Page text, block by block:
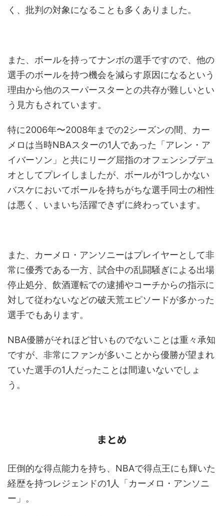
く、批判の対象になることも多くありました。
また、ボールを持ってナンボの選手ですので、他の
選手のボールを持つ機会を減らす原因になるという
理由から他のスーパースターとの共存が難しいとい
う見方もされています。
特に2006年〜2008年までの2シーズンの間、カー
メロは当時NBAスターの1人であった「アレン・ア
イバーソン」と共にリーグ屈指のオフェンシブデュ
オとしてプレイしましたが、ボールが1つしかない
バスケにおいてボールを持ちがちな選手同士の相性
は悪く、いまいち活躍できずに終わっています。
また、カーメロ・アンソニーはプレイヤーとして非
常に優秀である一方、試合中の乱闘騒ぎによる出場
停止処分、飲酒運転での逮捕やコーチからの指示に
対して従わないなどの破天荒エピソードが多かった
選手でもあります。
NBA優勝がそれほど甘いものでないことは重々承知
ですが、非常にファンが多いことから優勝が望まれ
ていた選手の1人だったことは間違いないでしょ
う。
まとめ
圧倒的な得点能力を持ち、NBAで得点王にも輝いた
経歴を持つレジェンドの1人「カーメロ・アンソニ
ー」。